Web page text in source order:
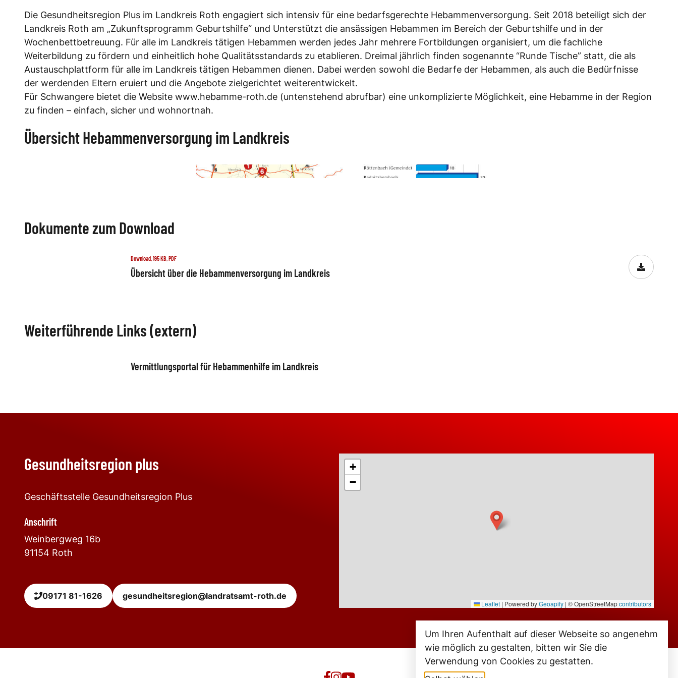
Die Gesundheitsregion Plus im Landkreis Roth engagiert sich intensiv für eine bedarfsgerechte Hebammenversorgung. Seit 2018 beteiligt sich der
Landkreis Roth am „Zukunftsprogramm Geburtshilfe“ und Unterstützt die ansässigen Hebammen im Bereich der Geburtshilfe und in der
Wochenbettbetreuung. Für alle im Landkreis tätigen Hebammen werden jedes Jahr mehrere Fortbildungen organisiert, um die fachliche
Weiterbildung zu fördern und einheitlich hohe Qualitätsstandards zu etablieren. Dreimal jährlich finden sogenannte “Runde Tische” statt, die als
Austauschplattform für alle im Landkreis tätigen Hebammen dienen. Dabei werden sowohl die Bedarfe der Hebammen, als auch die Bedürfnisse
der werdenden Eltern eruiert und die Angebote zielgerichtet weiterentwickelt.
Für Schwangere bietet die Website www.hebamme-roth.de (untenstehend abrufbar) eine unkomplizierte Möglichkeit, eine Hebamme in der Region
zu finden – einfach, sicher und wohnortnah.
Übersicht Hebammenversorgung im Landkreis
Dokumente zum Download
Download, 195 KB, PDF
Übersicht über die Hebammenversorgung im Landkreis
Weiterführende Links (extern)
Vermittlungsportal für Hebammenhilfe im Landkreis
Gesundheitsregion plus
Geschäftsstelle Gesundheitsregion Plus
Anschrift
Weinbergweg 16b
91154 Roth
09171 81-1626 gesundheitsregion@landratsamt-roth.de
+
−
Leaflet | Powered byGeoapify | © OpenStreetMapcontributors
Um Ihren Aufenthalt auf dieser Webseite so angenehm
wie möglich zu gestalten, bitten wir Sie die
Verwendung von Cookies zu gestatten.